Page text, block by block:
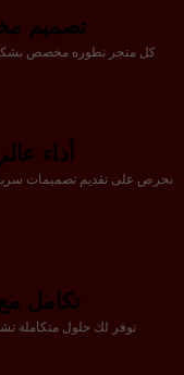
تصميم
كل متجر نطوره مخصص بشكل
أداء
نحرص على تقديم تصميمات
تكامل
نوفر لك حلول متكاملة